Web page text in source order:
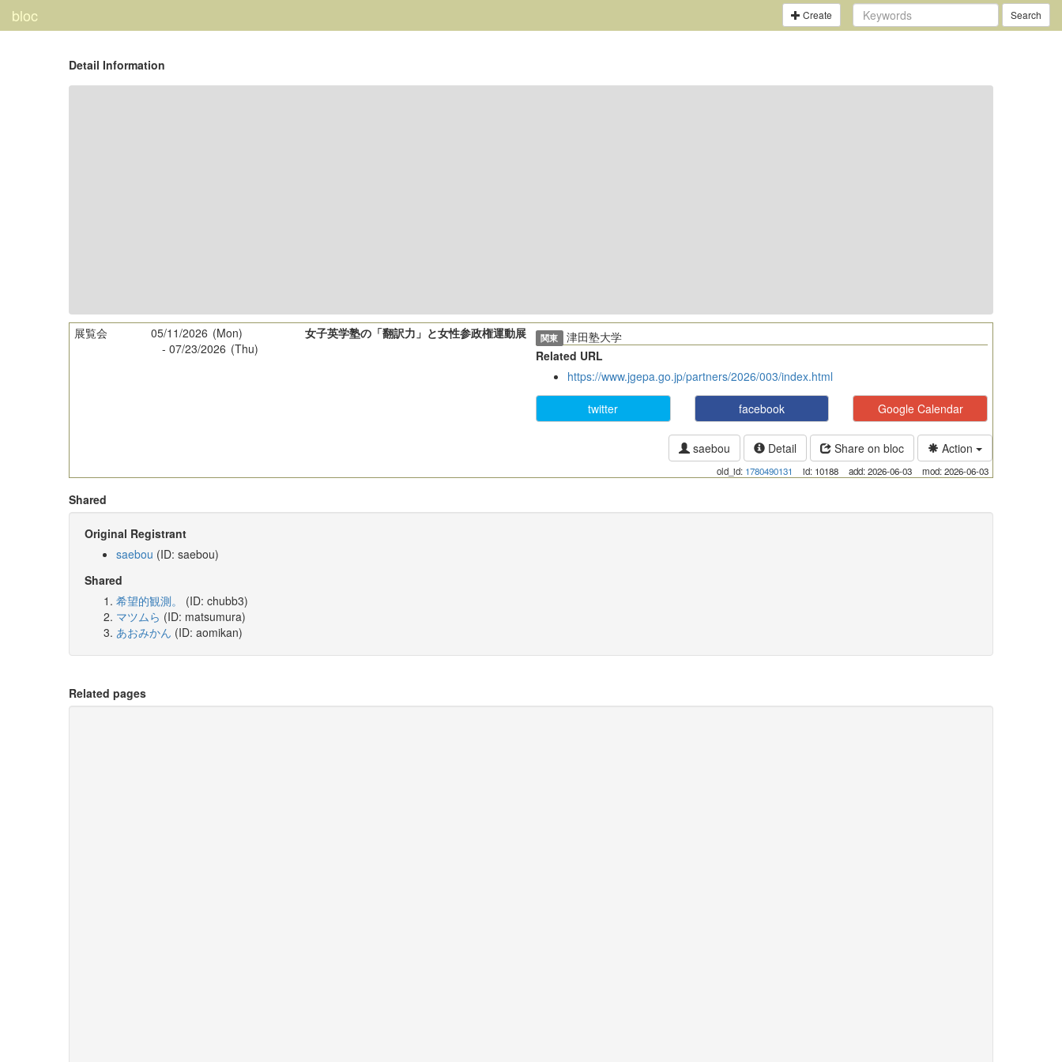
bloc Create Search
Detail Information
展覧会 05/11/2026 (Mon)
-07/23/2026 (Thu)
女子英学塾の「翻訳力」と女性参政権運動展 関東
津田塾大学
Related URL
https://www.jgepa.go.jp/partners/2026/003/index.html
twitter facebook Google Calendar
saebou Detail Share on bloc Action
old_id: 1780490131 id: 10188 add: 2026-06-03 mod: 2026-06-03
Shared
Original Registrant
saebou (ID: saebou)
Shared
希望的観測。
(ID: chubb3)
マツムら (ID: matsumura)
あおみかん (ID: aomikan)
Related pages